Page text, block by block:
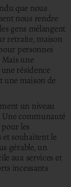
que nous
nous rendre
gens mélangent
retraite, maison
personnes
une
résidence
une maison de
un niveau
Une communauté
les
et souhaitent le
gérable, un
aux services et
incessants